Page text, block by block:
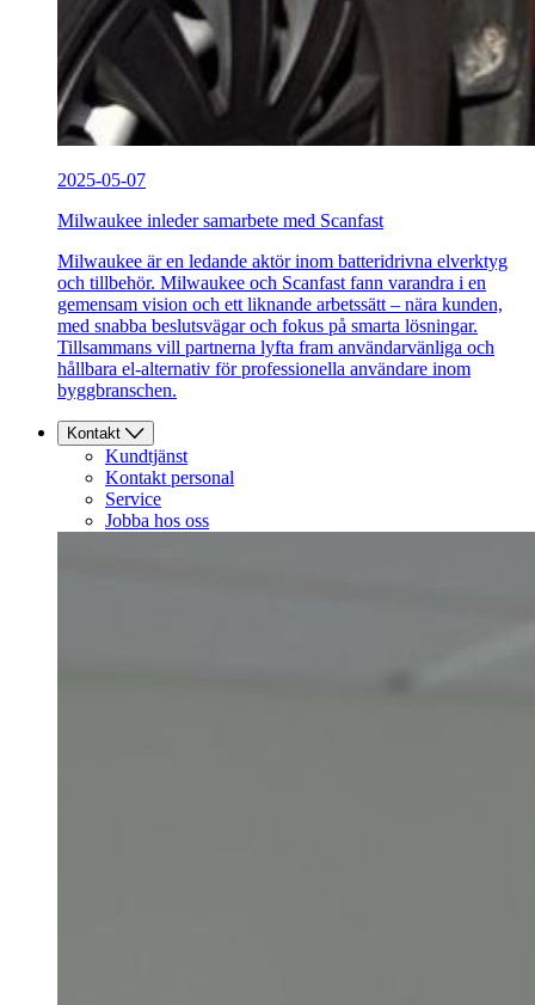
2025-05-07
Milwaukee inleder samarbete med Scanfast
Milwaukee är en ledande aktör inom batteridrivna elverktyg
och tillbehör. Milwaukee och Scanfast fann varandra i en
gemensam vision och ett liknande arbetssätt – nära kunden,
med snabba beslutsvägar och fokus på smarta lösningar.
Tillsammans vill partnerna lyfta fram användarvänliga och
hållbara el-alternativ för professionella användare inom
byggbranschen.
Kontakt
Kundtjänst
Kontakt personal
Service
Jobba hos oss